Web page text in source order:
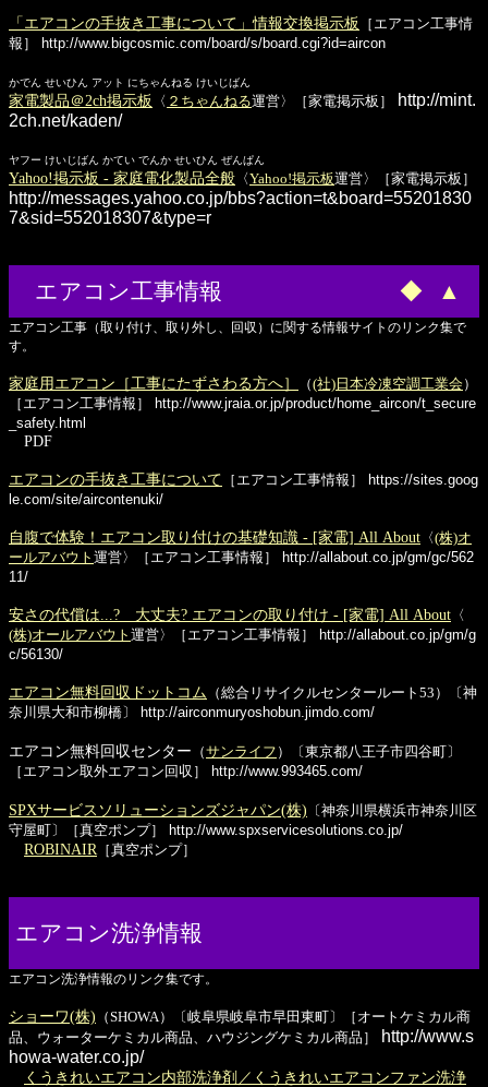
「エアコンの手抜き工事について」情報交換掲示板
［エアコン工事情
報］
http://www.bigcosmic.com/board/s/board.cgi?id=aircon
かでん せいひん アット にちゃんねる けいじばん
家電製品＠2ch掲示板 〈 ２ちゃんねる運営〉［家電掲示板］
http://mint.
2ch.net/kaden/
ヤフー けいじばん かてい でんか せいひん ぜんぱん
Yahoo!掲示板 - 家庭電化製品全般 〈Yahoo!掲示板運営〉［家電掲示板］
http://messages.yahoo.co.jp/bbs?action=t&board=55201830
7&sid=552018307&type=r
エアコン工事情報 ◆ ▲
エアコン工事（取り付け、取り外し、回収）に関する情報サイトのリンク集で
す。
家庭用エアコン［工事にたずさわる方へ］ （(社)日本冷凍空調工業会）
［エアコン工事情報］
http://www.jraia.or.jp/product/home_aircon/t_secure
_safety.html
PDF
エアコンの手抜き工事について ［エアコン工事情報］
https://sites.goog
le.com/site/aircontenuki/
自腹で体験！エアコン取り付けの基礎知識 - [家電] All About 〈(株)オ
ールアバウト 運営〉［エアコン工事情報］
http://allabout.co.jp/gm/gc/562
11/
安さの代償は...? 大丈夫? エアコンの取り付け - [家電] All About 〈
(株)オールアバウト 運営〉［エアコン工事情報］
http://allabout.co.jp/gm/g
c/56130/
エアコン無料回収ドットコム （総合リサイクルセンタールート53）〔神
奈川県大和市柳橋〕
http://airconmuryoshobun.jimdo.com/
エアコン無料回収センター （サンライフ ）〔東京都八王子市四谷町〕
［エアコン取外エアコン回収］
http://www.993465.com/
SPXサービスソリューションズジャパン(株) 〔神奈川県横浜市神奈川区
守屋町〕［真空ポンプ］
http://www.spxservicesolutions.co.jp/
ROBINAIR ［真空ポンプ］
エアコン洗浄情報
エアコン洗浄情報のリンク集です。
ショーワ(株) （SHOWA）〔岐阜県岐阜市早田東町〕［オートケミカル商
品、ウォーターケミカル商品、ハウジングケミカル商品］
http://www.s
howa-water.co.jp/
くうきれいエアコン内部洗浄剤／くうきれいエアコンファン洗浄